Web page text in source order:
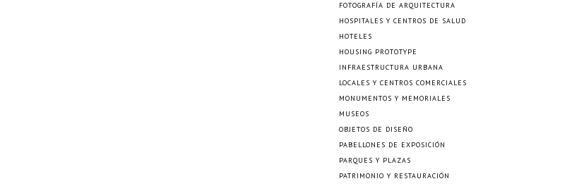
FOTOGRAFÍA DE ARQUITECTURA
HOSPITALES Y CENTROS DE SALUD
HOTELES
HOUSING PROTOTYPE
INFRAESTRUCTURA URBANA
LOCALES Y CENTROS COMERCIALES
MONUMENTOS Y MEMORIALES
MUSEOS
OBJETOS DE DISEÑO
PABELLONES DE EXPOSICIÓN
PARQUES Y PLAZAS
PATRIMONIO Y RESTAURACIÓN